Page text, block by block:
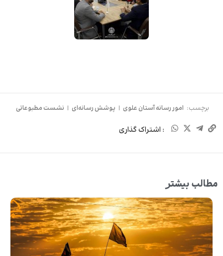
برچسب: امور رسانه آستان علوی | پوشش رسانه‌ای | نشست مطبوعاتی
: اشتراک گذاری
مطالب بیشتر